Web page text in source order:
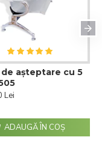
de așteptare cu 5
Lei
ADAUGĂ ÎN COŞ